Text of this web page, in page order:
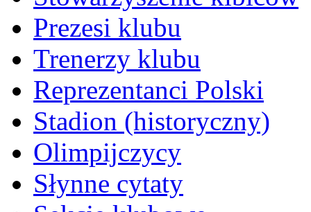
Prezesi klubu
Trenerzy klubu
Reprezentanci Polski
Stadion (historyczny)
Olimpijczycy
Słynne cytaty